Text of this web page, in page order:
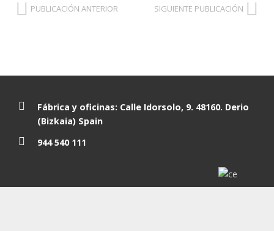
PUBLICACIÓN ANTERIOR SIGUIENTE PUBLICACIÓN
Fábrica y oficinas: Calle Idorsolo, 9. 48160. Derio
(Bizkaia) Spain
944 540 111